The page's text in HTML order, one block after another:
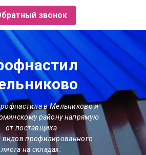
звонок
в Мельниковои
району напрямую
от поставщика
видов профилированного
листа на складах.